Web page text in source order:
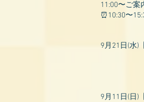
11:00〜ご案
⏰10:30〜
9月21日(水)
9月11日(日)